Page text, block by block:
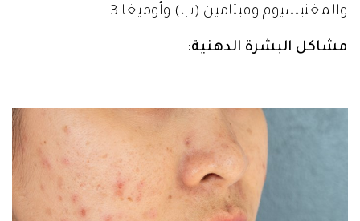
والمغنيسيوم وفيتامين (ب) وأوميغا 3.
مشاكل البشرة الدهنية: